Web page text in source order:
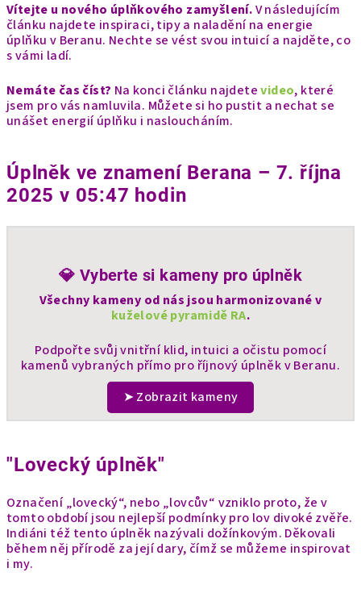
Vítejte u nového úplňkového zamyšlení.V následujícím
článku najdete inspiraci, tipy a naladění na energie
úplňku v Beranu. Nechte se vést svou intuicí a najděte, co
s vámi ladí.
Nemáte čas číst? Na konci článku najdetevideo, které
jsem pro vás namluvila. Můžete si ho pustit a nechat se
unášet energií úplňku i nasloucháním.
Úplněk ve znamení Berana – 7. října
2025 v 05:47 hodin
💎 Vyberte si kameny pro úplněk
Všechny kameny od nás jsou harmonizované v
kuželové pyramidě RA.
Podpořte svůj vnitřní klid, intuici a očistu pomocí
kamenů vybraných přímo pro říjnový úplněk v Beranu.
➤ Zobrazit kameny
"Lovecký úplněk"
Označení „lovecký“, nebo „lovcův“ vzniklo proto, že v
tomto období jsou nejlepší podmínky pro lov divoké zvěře.
Indiáni též tento úplněk nazývali dožínkovým. Děkovali
během něj přírodě za její dary, čímž se můžeme inspirovat
i my.